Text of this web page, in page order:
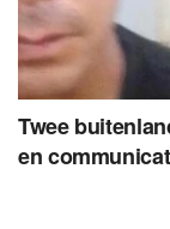
Twee
en